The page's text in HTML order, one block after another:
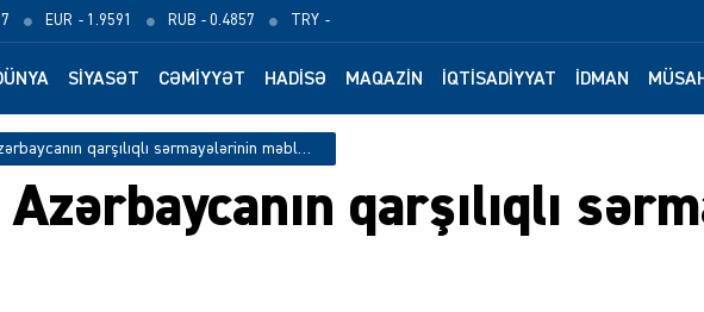
EUR - 1.9591 RUB - 0.4857 TRY -
SIYASƏT CƏMIYYƏT HADISƏ MAQAZIN İQTISADIYYAT İDMAN
Türkiyə ilə Azərbaycanın qarşılıqlı sərmayələrinin məbləği…
qarşılıqlı